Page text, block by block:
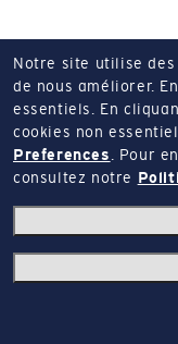
Notre site utilise des
de nous améliorer.
essentiels.
En
cookies non
Preferences
Pour
consultez notre